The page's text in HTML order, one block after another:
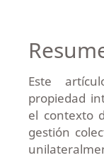
Este
propiedad
el contexto
gestión